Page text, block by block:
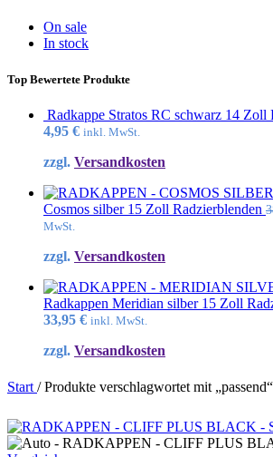
On sale
In stock
Top Bewertete Produkte
Radkappe Stratos RC schwarz 14 Zoll
Ursprünglicher
war:
4,95 €Aktueller
ist:
inkl. MwSt.
zzgl. Versandkosten
Cosmos silber 15 Zoll Radzierblenden
MwSt.
zzgl. Versandkosten
Radkappen Meridian silber 15 Zoll
Ursprünglicher
war:
33,95 €Aktueller
ist:
inkl. MwSt.
zzgl. Versandkosten
Start / Produkte verschlagwortet mit „passend“